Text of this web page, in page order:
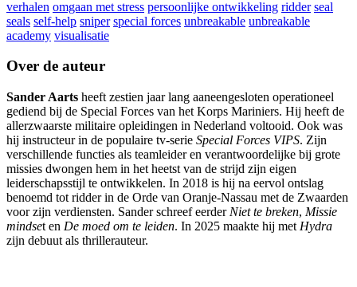
verhalen omgaan met stress persoonlijke ontwikkeling ridder seal
seals self-help sniper special forces unbreakable unbreakable
academy visualisatie
Over de auteur
Sander Aarts heeft zestien jaar lang aaneengesloten operationeel
gediend bij de Special Forces van het Korps Mariniers. Hij heeft de
allerzwaarste militaire opleidingen in Nederland voltooid. Ook was
hij instructeur in de populaire tv-serie Special Forces VIPS. Zijn
verschillende functies als teamleider en verantwoordelijke bij grote
missies dwongen hem in het heetst van de strijd zijn eigen
leiderschapsstijl te ontwikkelen. In 2018 is hij na eervol ontslag
benoemd tot ridder in de Orde van Oranje-Nassau met de Zwaarden
voor zijn verdiensten. Sander schreef eerder Niet te breken, Missie
mindset en De moed om te leiden. In 2025 maakte hij met Hydra
zijn debuut als thrillerauteur.